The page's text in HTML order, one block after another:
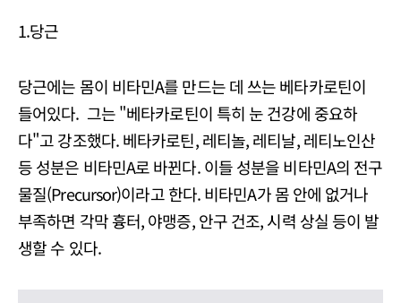
1.당근
당근에는 몸이 비타민A를 만드는 데 쓰는 베타카로틴이
들어있다. 그는 "베타카로틴이 특히 눈 건강에 중요하
다"고 강조했다. 베타카로틴, 레티놀, 레티날, 레티노인산
등 성분은 비타민A로 바뀐다. 이들 성분을 비타민A의 전구
물질(Precursor)이라고 한다. 비타민A가 몸 안에 없거나
부족하면 각막 흉터, 야맹증, 안구 건조, 시력 상실 등이 발
생할 수 있다.